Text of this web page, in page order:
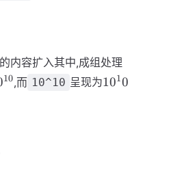
内容扩入其中,成组处理
10 ,而 10^10 呈现为10^10
1010